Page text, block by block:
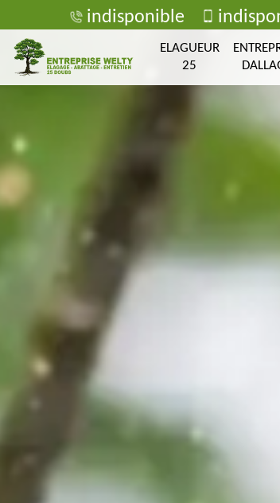
indisponible
ELAGUEUR
25